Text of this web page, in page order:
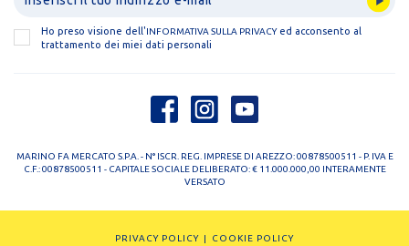
Ho preso visione dell'INFORMATIVA SULLA PRIVACYed acconsento al
trattamento dei miei dati personali
MARINO FA MERCATO S.P.A. - N° ISCR. REG. IMPRESE DI AREZZO: 00878500511 - P. IVA E
C.F.: 00878500511 - CAPITALE SOCIALE DELIBERATO: € 11.000.000,00 INTERAMENTE
VERSATO
PRIVACY POLICY COOKIE POLICY